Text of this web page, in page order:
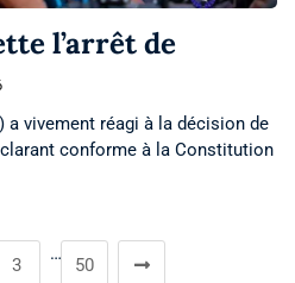
l’arrêt de
a vivement réagi à la décision de
conforme à la Constitution
3
…
50